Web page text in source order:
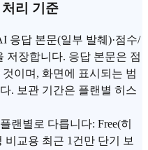
리 기준
응답 본문(일부 발췌)·점수/
저장합니다. 응답 본문은 점
이며, 화면에 표시되는 범
. 보관 기간은 플랜별 히스
랜별로 다릅니다: Free(히
교용 최근 1건만 단기 보